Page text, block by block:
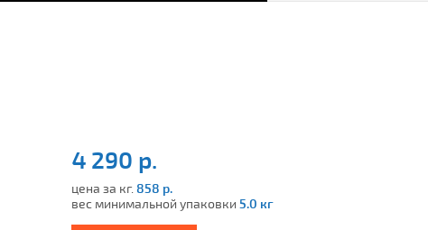
4 290 р.
цена за кг.858 р.
вес минимальной упаковки 5.0 кг